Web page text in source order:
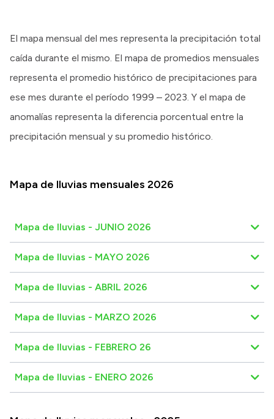
Intranet
Login
El mapa mensual del mes representa la precipitación total
caída durante el mismo. El mapa de promedios mensuales
representa el promedio histórico de precipitaciones para
ese mes durante el período 1999 – 2023. Y el mapa de
anomalías representa la diferencia porcentual entre la
precipitación mensual y su promedio histórico.
Mapa de lluvias mensuales 2026
Mapa de lluvias - JUNIO 2026
Mapa de lluvias - MAYO 2026
Mapa de lluvias - ABRIL 2026
Mapa de lluvias - MARZO 2026
Mapa de lluvias - FEBRERO 26
Mapa de lluvias - ENERO 2026